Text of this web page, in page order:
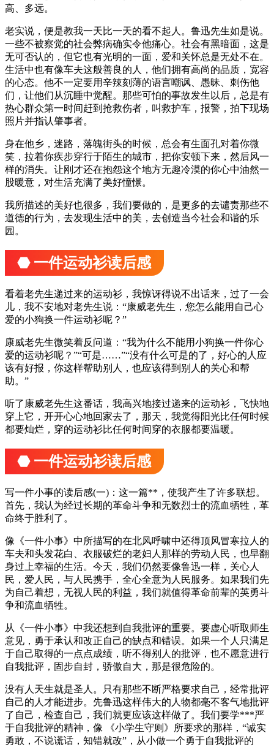
高、多远。
老实说，便是教我一天比一天的看不起人。鲁迅先生如是说。
一些不被察觉的社会弊病确实令他痛心。社会有黑暗面，这是
无可否认的，但它也有光明的一面，爱和关怀总是无处不在。
生活中也有像车夫这般善良的人，他们拥有高尚的品质，宽容
的心态。他不一定要用辛辣刻薄的语言嘲讽、愚昧、刺伤他
们，让他们从沉睡中觉醒。那些可怕的事故发生以后，总是有
热心群众第一时间赶到抢救伤者，叫救护车，报警，拍下现场
照片并指认肇事者。
身在他乡，迷路，落魄街头的时候，总会有生面孔对着你微
笑，拉着你疾步穿行于陌生的城市，把你安顿下来，然后风一
样的消失。让刚才还在抱怨这个地方无趣冷漠的你心中油然一
股暖意，对生活充满了美好憧憬。
我所描述的美好也很多，我们要做的，是更多的去谴责那些不
道德的行为，去发现生活中的美，去创造当今社会和谐的乐
园。
⬣ 一件运动衫读后感
看着老先生递过来的运动衫，我惊讶得说不出话来，过了一会
儿，我不安地对老先生说：“康威老先生，您怎么能用自己心
爱的小狗换一件运动衫呢？”
康威老先生微笑着反问道：“我为什么不能用小狗换一件你心
爱的运动衫呢？”“可是……”“没有什么可是的了，好心的人应
该有好报，你这样帮助别人，也应该得到别人的关心和帮
助。”
听了康威老先生这番话，我高兴地接过递来的运动衫，飞快地
穿上它，开开心心地回家去了，那天，我觉得阳光比任何时候
都要灿烂，穿的运动衫比任何时间穿的衣服都要温暖。
⬣ 一件运动衫读后感
写一件小事的读后感(一)：这一篇**，使我产生了许多联想。
首先，我认为经过长期的革命斗争和无数烈士的流血牺牲，革
命终于胜利了。
像《一件小事》中所描写的在北风呼啸中还得顶风冒寒拉人的
车夫和头发花白、衣服破烂的老妇人那样的劳动人民，也早翻
身过上幸福的生活。今天，我们仍然要像鲁迅一样，关心人
民，爱人民，与人民携手，全心全意为人民服务。如果我们先
为自己着想，无视人民的利益，我们就值得革命前辈的英勇斗
争和流血牺牲。
从《一件小事》中我还想到自我批评的重要。要虚心听取师生
意见，勇于承认和改正自己的缺点和错误。如果一个人只满足
于自己取得的一点点成绩，听不得别人的批评，也不愿意进行
自我批评，固步自封，骄傲自大，那是很危险的。
没有人天生就是圣人。只有那些不断严格要求自己，经常批评
自己的人才能进步。先鲁迅这样伟大的人物都毫不客气地批评
了自己，检查自己，我们就更应该这样做了。我们要学***严
于自我批评的精神，像 《小学生守则》所要求的那样，“诚实
勇敢，不说谎话，知错就改”，从小做一个勇于自我批评的